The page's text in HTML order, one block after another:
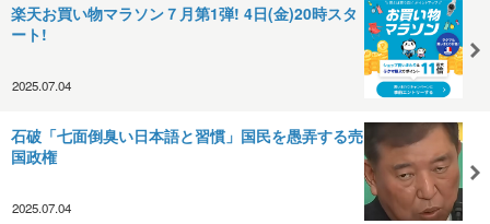
楽天お買い物マラソン７月第1弾! 4日(金)20時スタ
ート!
2025.07.04
石破「七面倒臭い日本語と習慣」国民を愚弄する売
国政権
2025.07.04